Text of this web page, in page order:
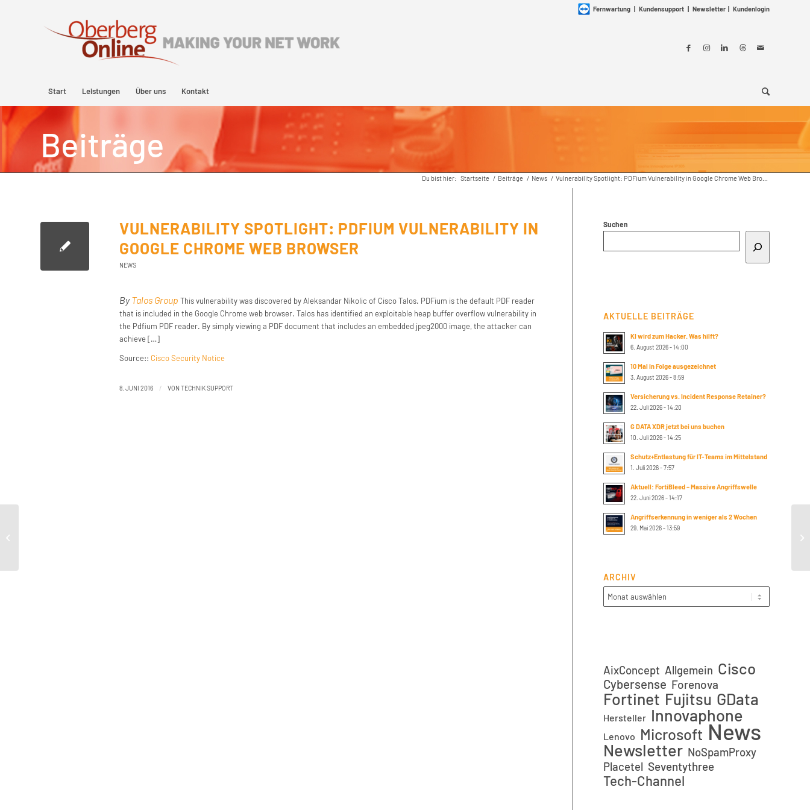
Fernwartung | Kundensupport | Newsletter | Kundenlogin
Start Leistungen Über uns Kontakt
Beiträge
Du bist hier: Startseite / Beiträge / News / Vulnerability Spotlight: PDFium Vulnerability in Google Chrome Web Bro...
VULNERABILITY SPOTLIGHT: PDFIUM VULNERABILITY IN
GOOGLE CHROME WEB BROWSER
NEWS
ByTalos Group This vulnerability was discovered by Aleksandar Nikolic of Cisco Talos. PDFium is the default PDF reader
that is included in the Google Chrome web browser. Talos has identified an exploitable heap buffer overflow vulnerability in
the Pdfium PDF reader. By simply viewing a PDF document that includes an embedded jpeg2000 image, the attacker can
achieve […]
Source:: Cisco Security Notice
8. JUNI 2016 / VON TECHNIK SUPPORT
Suchen
AKTUELLE BEITRÄGE
KI wird zum Hacker. Was hilft?
6. August 2026 - 14:00
10 Mal in Folge ausgezeichnet
3. August 2026 - 8:59
Versicherung vs. Incident Response Retainer?
22. Juli 2026 - 14:20
G DATA XDR jetzt bei uns buchen
10. Juli 2026 - 14:25
Schutz+Entlastung für IT-Teams im Mittelstand
1. Juli 2026 - 7:57
Aktuell: FortiBleed – Massive Angriffswelle
22. Juni 2026 - 14:17
Angriffserkennung in weniger als 2 Wochen
29. Mai 2026 - 13:59
ARCHIV
AixConcept Allgemein Cisco
Cybersense Forenova
Fortinet Fujitsu GData
Hersteller Innovaphone
Lenovo Microsoft News
Newsletter NoSpamProxy
Placetel Seventythree
Tech-Channel